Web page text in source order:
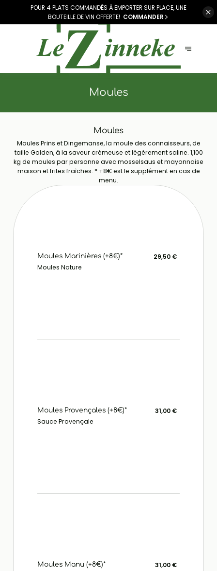
POUR 4 PLATS COMMANDÉS À EMPORTER SUR PLACE, UNE
BOUTEILLE DE VIN OFFERTE! COMMANDER
Moules
Moules
Moules Prins et Dingemanse, la moule des connaisseurs, de
taille Golden, à la saveur crémeuse et légèrement saline. 1,100
kg de moules par personne avec mosselsaus et mayonnaise
maison et frites fraîches. * +8€ est le supplément en cas de
menu.
Moules Marinières (+8€)*
Moules Nature
29,50 €
Moules Provençales (+8€)*
Sauce Provençale
31,00 €
Moules Manu (+8€)* 31,00 €